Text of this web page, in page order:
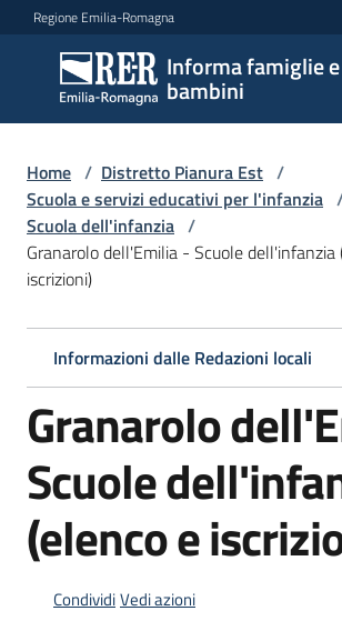
Vai al contenuto
Vai alla navigazione
Vai al footer
Regione Emilia-Romagna
Informa famiglie e
bambini
Informa
famiglie
e
bambini
Argomenti
Servizi
Centri
per
le
famiglie
locali
Home / Distretto Pianura Est /
Scuola e servizi educativi per l'infanzia
Scuola dell'infanzia /
Granarolo dell'Emilia - Scuole dell'infanzia
iscrizioni)
Informazioni dalle Redazioni locali
Granarolo
Scuole
(elenco e
CondividiVedi azioni